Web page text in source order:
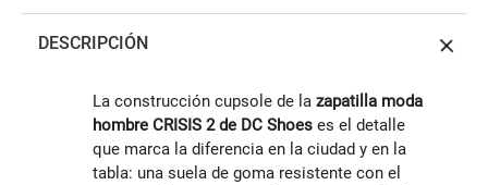
DESCRIPCIÓN
La construcción cupsole de la zapatilla moda
hombre CRISIS 2 de DC Shoes es el detalle
que marca la diferencia en la ciudad y en la
tabla: una suela de goma resistente con el